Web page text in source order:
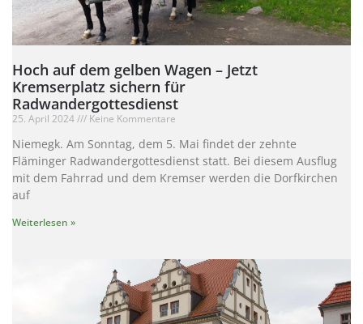
Hoch auf dem gelben Wagen – Jetzt
Kremserplatz sichern für
Radwandergottesdienst
25. April 2024 Keine Kommentare
Niemegk. Am Sonntag, dem 5. Mai findet der zehnte
Fläminger Radwandergottesdienst statt. Bei diesem Ausflug
mit dem Fahrrad und dem Kremser werden die Dorfkirchen
auf
Weiterlesen »